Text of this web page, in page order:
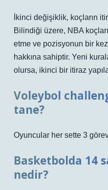
İkinci değişiklik, koçların
Bilindiği üzere, NBA
etme ve pozisyonun bir
hakkına sahiptir. Yeni
olursa, ikinci bir itiraz
Voleybol
tane?
Oyuncular her sette 3
Basketbolda 14
nedir?